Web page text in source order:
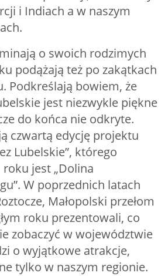
i Indiach a w naszym
o swoich rodzimych
podążają też po zakątkach
Podkreślają bowiem, że
jest niezwykle piękne
do końca nie odkryte.
czwartą edycję projektu
Lubelskie”, którego
jest „Dolina
W poprzednich latach
Małopolski przełom
roku prezentowali, co
zobaczyć w województwie
o wyjątkowe atrakcje,
tylko w naszym regionie.